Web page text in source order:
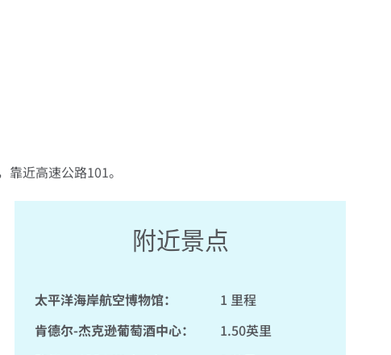
近高速公路101。
附近景点
太平洋海岸航空博物馆：
1 里程
肯德尔-杰克逊葡萄酒中心：
1.50英里